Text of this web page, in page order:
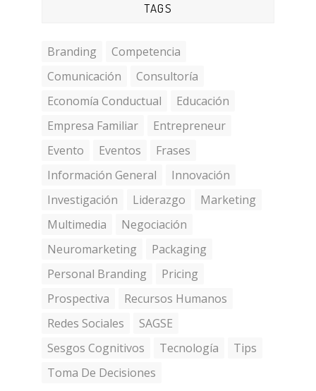
TAGS
Branding
Competencia
Comunicación
Consultoría
Economía Conductual
Educación
Empresa Familiar
Entrepreneur
Evento
Eventos
Frases
Información General
Innovación
Investigación
Liderazgo
Marketing
Multimedia
Negociación
Neuromarketing
Packaging
Personal Branding
Pricing
Prospectiva
Recursos Humanos
Redes Sociales
SAGSE
Sesgos Cognitivos
Tecnología
Tips
Toma De Decisiones